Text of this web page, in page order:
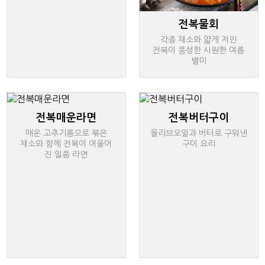
전복물회
각종 채소와 얇게 저민
전복이 풍성한 시원한 여름
별미
전복매운라면
매운 고추기름으로 볶은
채소와 함께 전복이 어울어
진 일품 라면
전복버터구이
올리브오일과 버터로 구워낸
구이 요리